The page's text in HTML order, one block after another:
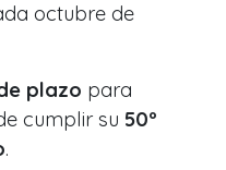
octubre de
plazo para
cumplir su 50º
.